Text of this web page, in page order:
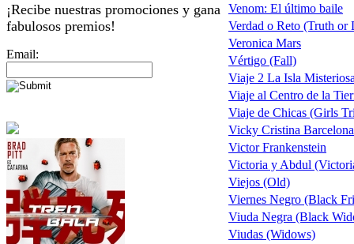
¡Recibe nuestras promociones y gana
fabulosos premios!
Email:
Venom: El último baile
Verdad o Reto (Truth or
Veronica Mars
Vértigo (Fall)
Viaje 2 La Isla
Viaje al Centro de la
Viaje de Chicas (Girls
Vicky Cristina Barcelona
Victor Frankenstein
Victoria y Abdul
Viejos (Old)
Viernes Negro (Black
Viuda Negra (Black
Viudas (Widows)